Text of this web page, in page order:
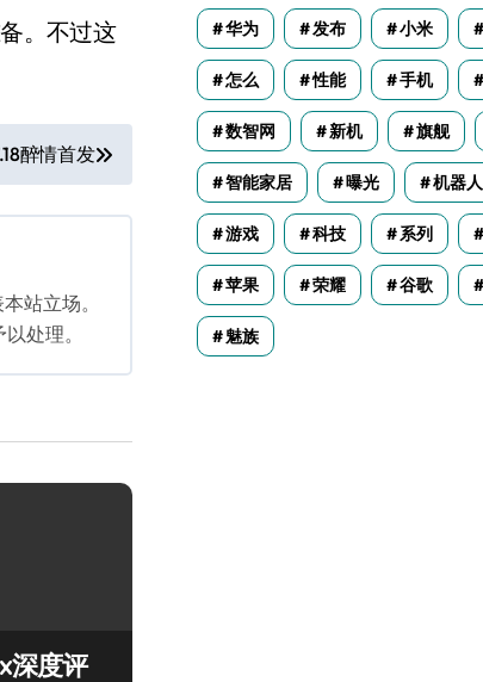
。不过这
醉情首发
站立场。
处理。
深度评
华为 发布 小米
怎么 性能 手机
数智网 新机 旗舰
智能家居 曝光 机器人
游戏 科技 系列
苹果 荣耀 谷歌
魅族